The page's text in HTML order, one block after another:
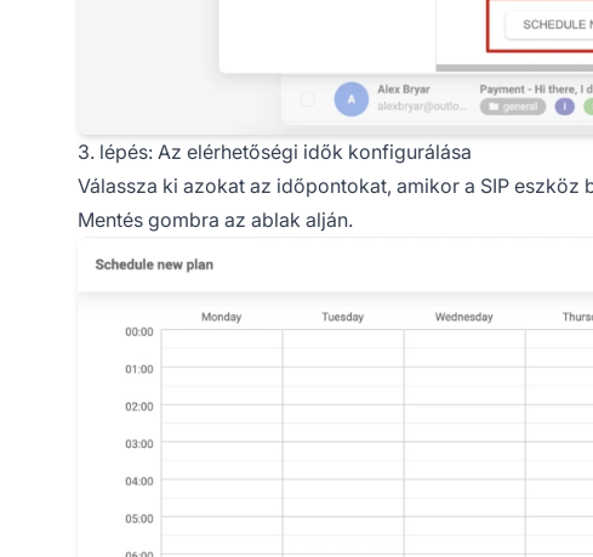
3. lépés: Az elérhetőségi idők konfigurálása
Válassza ki azokat az időpontokat, amikor a SIP eszköz
Mentés gombra az ablak alján.